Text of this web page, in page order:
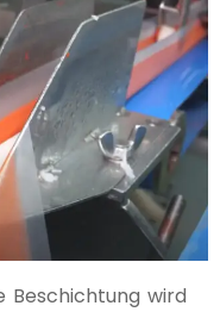
Beschichtung wird